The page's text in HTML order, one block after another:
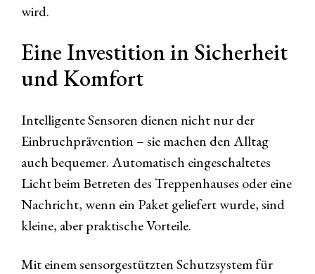
wird.
Eine Investition in Sicherheit
und Komfort
Intelligente Sensoren dienen nicht nur der
Einbruchprävention – sie machen den Alltag
auch bequemer. Automatisch eingeschaltetes
Licht beim Betreten des Treppenhauses oder eine
Nachricht, wenn ein Paket geliefert wurde, sind
kleine, aber praktische Vorteile.
Mit einem sensorgestützten Schutzsystem für